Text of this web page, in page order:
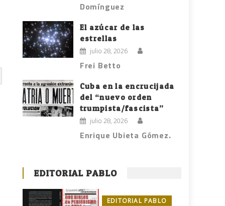
Domínguez
El azúcar de las
estrellas
julio 28, 2026
Frei Betto
Cuba en la encrucijada
del “nuevo orden
trumpista/fascista”
julio 28, 2026
Enrique Ubieta Gómez.
EDITORIAL PABLO
EDITORIAL PABLO